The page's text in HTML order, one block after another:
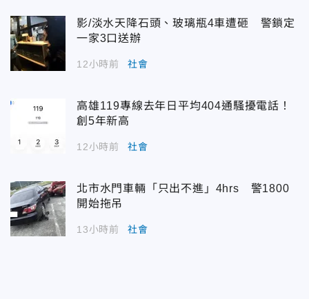
影/淡水天降石頭、玻璃瓶4車遭砸 警鎖定
一家3口送辦
12小時前 社會
高雄119專線去年日平均404通騷擾電話！
創5年新高
12小時前 社會
北市水門車輛「只出不進」4hrs 警1800
開始拖吊
13小時前 社會